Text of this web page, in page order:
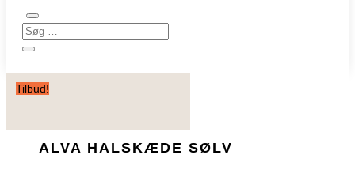
Tilbud!
ALVA HALSKÆDE SØLV